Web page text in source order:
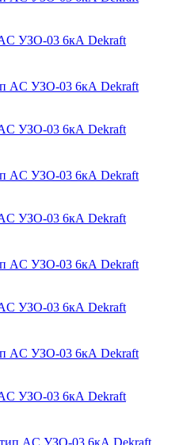
УЗО-03 6кА Dekraft
УЗО-03 6кА Dekraft
УЗО-03 6кА Dekraft
УЗО-03 6кА Dekraft
УЗО-03 6кА Dekraft